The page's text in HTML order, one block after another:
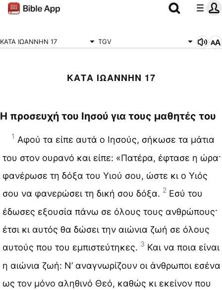
ΚΑΤΑ ΙΩΑΝΝΗΝ 17 TGV
ΚΑΤΑ ΙΩΑΝΝΗΝ 17
Η προσευχή του Ιησού για τους μαθητές του
1 Αφού τα είπε αυτά ο Ιησούς, σήκωσε τα μάτια
του στον ουρανό και είπε: «Πατέρα, έφτασε η ώρα·
φανέρωσε τη δόξα του Υιού σου, ώστε κι ο Υιός
σου να φανερώσει τη δική σου δόξα. 2 Εσύ του
έδωσες εξουσία πάνω σε όλους τους ανθρώπους·
έτσι κι αυτός θα δώσει την αιώνια ζωή σε όλους
αυτούς που του εμπιστεύτηκες. 3 Και να ποια είναι
η αιώνια ζωή: Ν’ αναγνωρίζουν οι άνθρωποι εσένα
ως τον μόνο αληθινό Θεό, καθώς κι εκείνον που